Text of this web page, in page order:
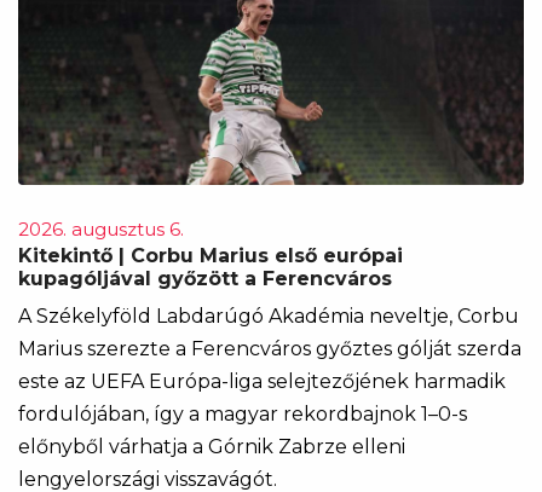
2026. augusztus 6.
Kitekintő | Corbu Marius első európai
kupagóljával győzött a Ferencváros
A Székelyföld Labdarúgó Akadémia neveltje, Corbu
Marius szerezte a Ferencváros győztes gólját szerda
este az UEFA Európa-liga selejtezőjének harmadik
fordulójában, így a magyar rekordbajnok 1–0-s
előnyből várhatja a Górnik Zabrze elleni
lengyelországi visszavágót.